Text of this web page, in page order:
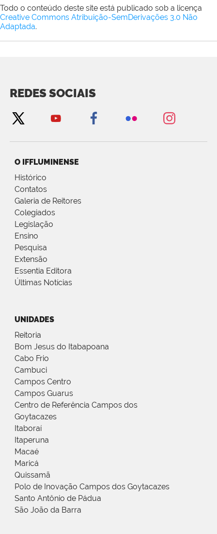
Todo o conteúdo deste site está publicado sob a licença
Creative Commons Atribuição-SemDerivações 3.0 Não
Adaptada.
REDES SOCIAIS
O IFFLUMINENSE
Histórico
Contatos
Galeria de Reitores
Colegiados
Legislação
Ensino
Pesquisa
Extensão
Essentia Editora
Últimas Notícias
UNIDADES
Reitoria
Bom Jesus do Itabapoana
Cabo Frio
Cambuci
Campos Centro
Campos Guarus
Centro de Referência Campos dos
Goytacazes
Itaboraí
Itaperuna
Macaé
Maricá
Quissamã
Polo de Inovação Campos dos Goytacazes
Santo Antônio de Pádua
São João da Barra